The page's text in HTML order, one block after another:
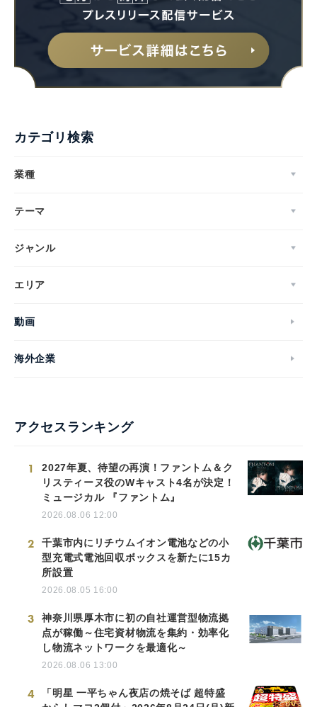
カテゴリ検索
業種
テーマ
ジャンル
エリア
動画
海外企業
アクセスランキング
1
2027年夏、待望の再演！ファントム＆ク
リスティーヌ役のWキャスト4名が決定！
ミュージカル 『ファントム』
2026.08.06 12:00
2
千葉市内にリチウムイオン電池などの小
型充電式電池回収ボックスを新たに15カ
所設置
2026.08.05 16:00
3
神奈川県厚木市に初の自社運営型物流拠
点が稼働～住宅資材物流を集約・効率化
し物流ネットワークを最適化～
2026.08.06 13:00
4
「明星 一平ちゃん夜店の焼そば 超特盛